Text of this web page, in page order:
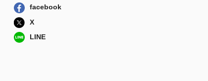
facebook
X
LINE